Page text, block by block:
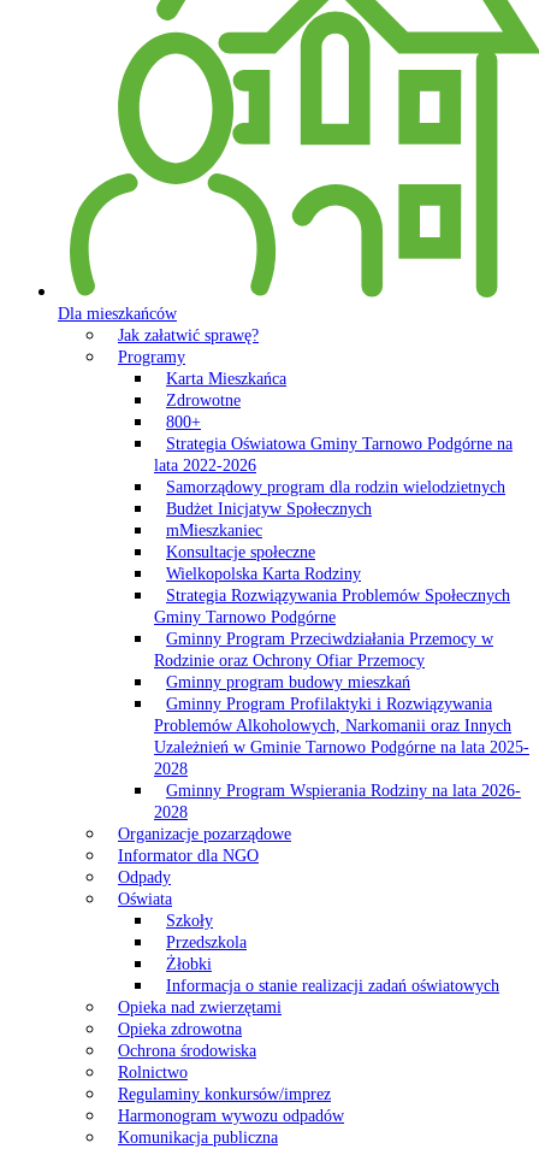
Dla mieszkańców
Jak załatwić sprawę?
Programy
Karta Mieszkańca
Zdrowotne
800+
Strategia Oświatowa Gminy Tarnowo Podgórne na
lata 2022-2026
Samorządowy program dla rodzin wielodzietnych
Budżet Inicjatyw Społecznych
mMieszkaniec
Konsultacje społeczne
Wielkopolska Karta Rodziny
Strategia Rozwiązywania Problemów Społecznych
Gminy Tarnowo Podgórne
Gminny Program Przeciwdziałania Przemocy w
Rodzinie oraz Ochrony Ofiar Przemocy
Gminny program budowy mieszkań
Gminny Program Profilaktyki i Rozwiązywania
Problemów Alkoholowych, Narkomanii oraz Innych
Uzależnień w Gminie Tarnowo Podgórne na lata 2025-
2028
Gminny Program Wspierania Rodziny na lata 2026-
2028
Organizacje pozarządowe
Informator dla NGO
Odpady
Oświata
Szkoły
Przedszkola
Żłobki
Informacja o stanie realizacji zadań oświatowych
Opieka nad zwierzętami
Opieka zdrowotna
Ochrona środowiska
Rolnictwo
Regulaminy konkursów/imprez
Harmonogram wywozu odpadów
Komunikacja publiczna